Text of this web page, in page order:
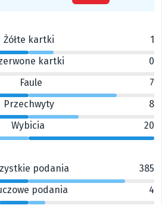
Żółte kartki
1
kartki
0
Faule
7
Przechwyty
8
Wybicia 20
podania
385
podania
4